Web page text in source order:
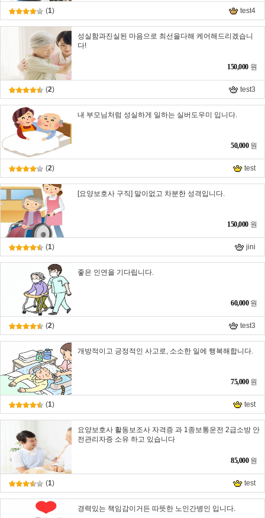
(1) test4
성실함과진실된 마음으로 최선을다해 케어해드리겠습니
다!
150,000 원
(2) test3
내 부모님처럼 성실하게 일하는 실버도우미 입니다.
50,000 원
(2) test
[요양보호사 구직] 말이없고 차분한 성격입니다.
150,000 원
(1) jini
좋은 인연을 기다립니다.
60,000 원
(2) test3
개방적이고 긍정적인 사고로, 소소한 일에 행복해합니다.
75,000 원
(1) test
요양보호사 활동보조사 자격증 과 1종보통운전 2급소방 안
전관리자증 소유 하고 있습니다
85,000 원
(1) test
경력있는 책임감이거든 따뜻한 노인간병인 입니다.